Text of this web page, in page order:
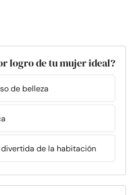
logro de tu mujer ideal?
de belleza
de la habitación